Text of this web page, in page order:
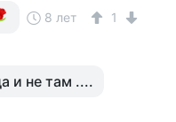
8 лет 1
и не там ....